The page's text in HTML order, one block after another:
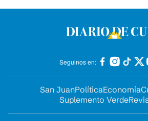
Seguinos en:
San JuanPolíticaEconomía
Suplemento Verde